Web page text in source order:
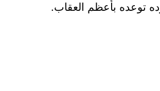
توعده بأعظم العقاب.